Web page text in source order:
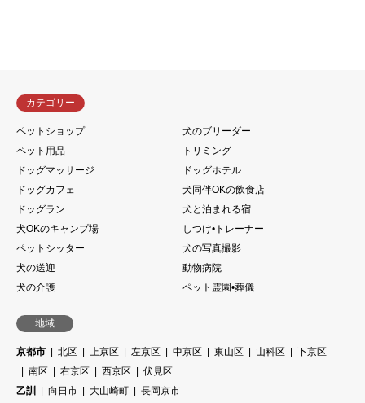
カテゴリー
ペットショップ
犬のブリーダー
ペット用品
トリミング
ドッグマッサージ
ドッグホテル
ドッグカフェ
犬同伴OKの飲食店
ドッグラン
犬と泊まれる宿
犬OKのキャンプ場
しつけ•トレーナー
ペットシッター
犬の写真撮影
犬の送迎
動物病院
犬の介護
ペット霊園•葬儀
地域
京都市 北区 上京区 左京区 中京区 東山区 山科区
下京区
南区
右京区 西京区
伏見区
乙訓
向日市 大山崎町
長岡京市